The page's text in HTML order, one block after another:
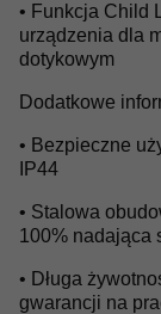
• Funkcja Child
urządzenia dla
dotykowym
Dodatkowe
• Bezpieczne
IP44
• Stalowa
100% nadająca
• Długa
gwarancji na